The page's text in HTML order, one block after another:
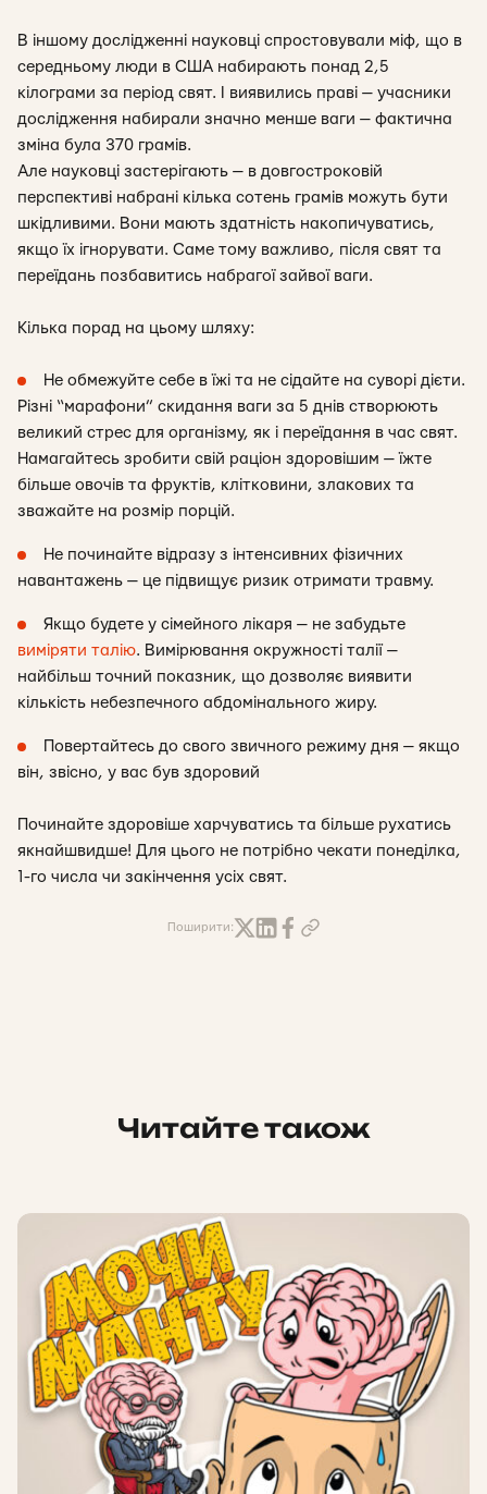
В іншому дослідженні науковці спростовували міф, що в
середньому люди в США набирають понад 2,5
кілограми за період свят. І виявились праві — учасники
дослідження набирали значно менше ваги — фактична
зміна була 370 грамів.
Але науковці застерігають — в довгостроковій
перспективі набрані кілька сотень грамів можуть бути
шкідливими. Вони мають здатність накопичуватись,
якщо їх ігнорувати. Саме тому важливо, після свят та
переїдань позбавитись набрагої зайвої ваги.
Кілька порад на цьому шляху:
Не обмежуйте себе в їжі та не сідайте на суворі дієти.
Різні “марафони” скидання ваги за 5 днів створюють
великий стрес для організму, як і переїдання в час свят.
Намагайтесь зробити свій раціон здоровішим — їжте
більше овочів та фруктів, клітковини, злакових та
зважайте на розмір порцій.
Не починайте відразу з інтенсивних фізичних
навантажень — це підвищує ризик отримати травму.
Якщо будете у сімейного лікаря — не забудьте
виміряти талію. Вимірювання окружності талії —
найбільш точний показник, що дозволяє виявити
кількість небезпечного абдомінального жиру.
Повертайтесь до свого звичного режиму дня — якщо
він, звісно, у вас був здоровий
Починайте здоровіше харчуватись та більше рухатись
якнайшвидше! Для цього не потрібно чекати понеділка,
1-го числа чи закінчення усіх свят.
Поширити:
Читайте також